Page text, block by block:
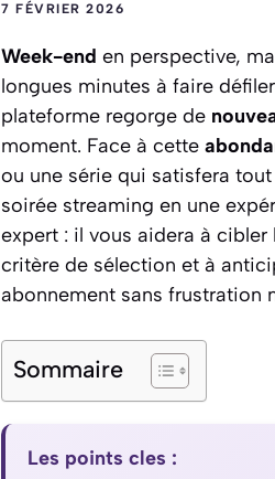
7 FÉVRIER 2026
Week-end en perspective,
longues minutes à faire
plateforme regorge de
moment. Face à cette
ou une série qui satisfera
soirée streaming en une
expert : il vous aidera à
critère de sélection et à
abonnement sans frustration
Sommaire
Les points cles :